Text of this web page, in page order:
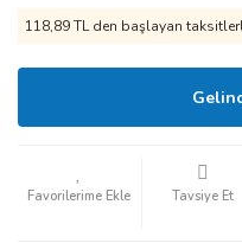
118,89 TL den başlayan
Tavsiye Et